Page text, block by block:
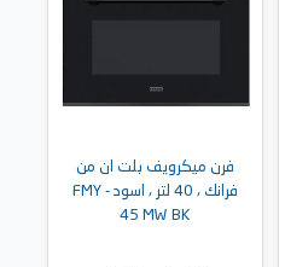
فرن ميكرويف بلت ان من
فرانك ، 40 لتر ، اسود - FMY
45 MW BK